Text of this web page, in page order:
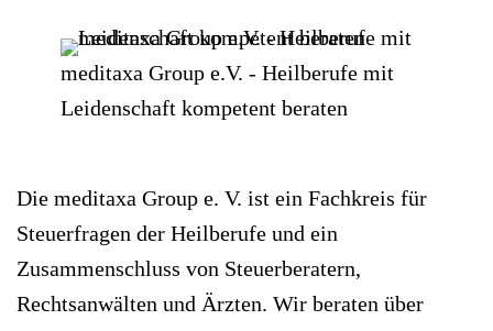
meditaxa Group e.V. - Heilberufe mit
Leidenschaft kompetent beraten
Die meditaxa Group e. V. ist ein Fachkreis für
Steuerfragen der Heilberufe und ein
Zusammenschluss von Steuerberatern,
Rechtsanwälten und Ärzten. Wir beraten über